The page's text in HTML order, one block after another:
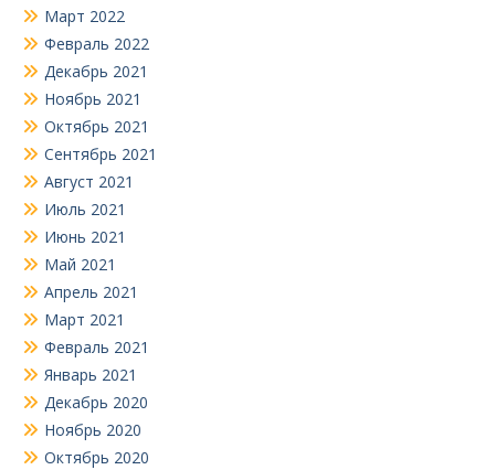
Март 2022
Февраль 2022
Декабрь 2021
Ноябрь 2021
Октябрь 2021
Сентябрь 2021
Август 2021
Июль 2021
Июнь 2021
Май 2021
Апрель 2021
Март 2021
Февраль 2021
Январь 2021
Декабрь 2020
Ноябрь 2020
Октябрь 2020